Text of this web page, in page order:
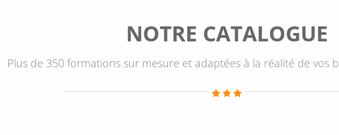
NOTRE CATALOGUE
Plus de 350 formations sur mesure et adaptées à la réalité de vos